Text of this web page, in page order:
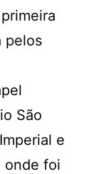
pelos
São
e
onde foi